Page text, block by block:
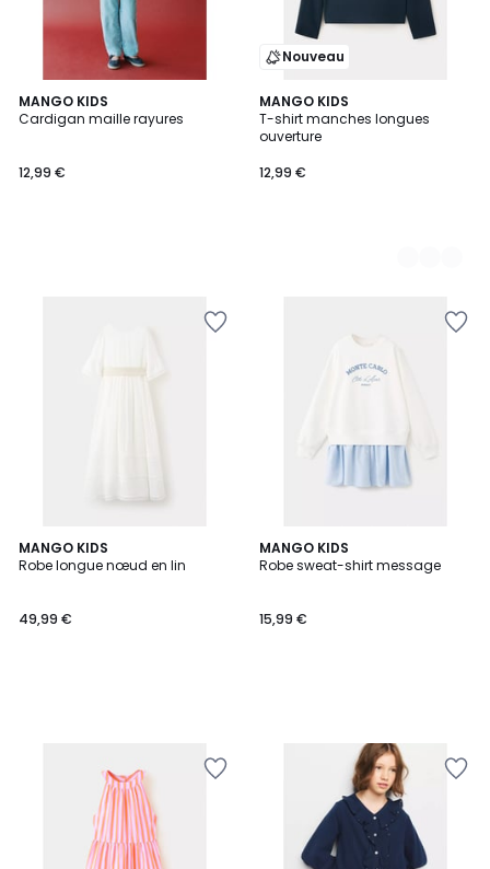
MANGO KIDS
Cardigan maille rayures
12,99 €
Nouveau
MANGO KIDS
T-shirt manches longues
ouverture
12,99 €
2
Couleurs
MANGO KIDS
Robe longue nœud en lin
49,99 €
MANGO KIDS
Robe sweat-shirt message
15,99 €